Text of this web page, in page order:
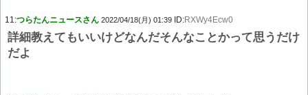
11:つらたんニュースさん 2022/04/18(月) 01:39 ID:RXWy4Ecw0
詳細教えてもいいけどなんだそんなことかって思うだけ
だよ